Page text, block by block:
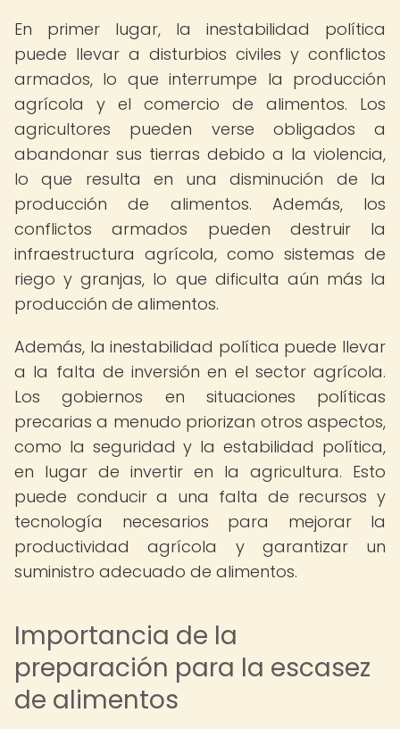
En primer lugar, la inestabilidad política
puede llevar a disturbios civiles y conflictos
armados, lo que interrumpe la producción
agrícola y el comercio de alimentos. Los
agricultores pueden verse obligados a
abandonar sus tierras debido a la violencia,
lo que resulta en una disminución de la
producción de alimentos. Además, los
conflictos armados pueden destruir la
infraestructura agrícola, como sistemas de
riego y granjas, lo que dificulta aún más la
producción de alimentos.
Además, la inestabilidad política puede llevar
a la falta de inversión en el sector agrícola.
Los gobiernos en situaciones políticas
precarias a menudo priorizan otros aspectos,
como la seguridad y la estabilidad política,
en lugar de invertir en la agricultura. Esto
puede conducir a una falta de recursos y
tecnología necesarios para mejorar la
productividad agrícola y garantizar un
suministro adecuado de alimentos.
Importancia de la
preparación para la escasez
de alimentos